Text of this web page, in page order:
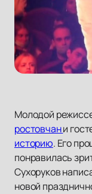
Молодой
ростовчани
историю. Его
понравилась
Сухоруков
новой